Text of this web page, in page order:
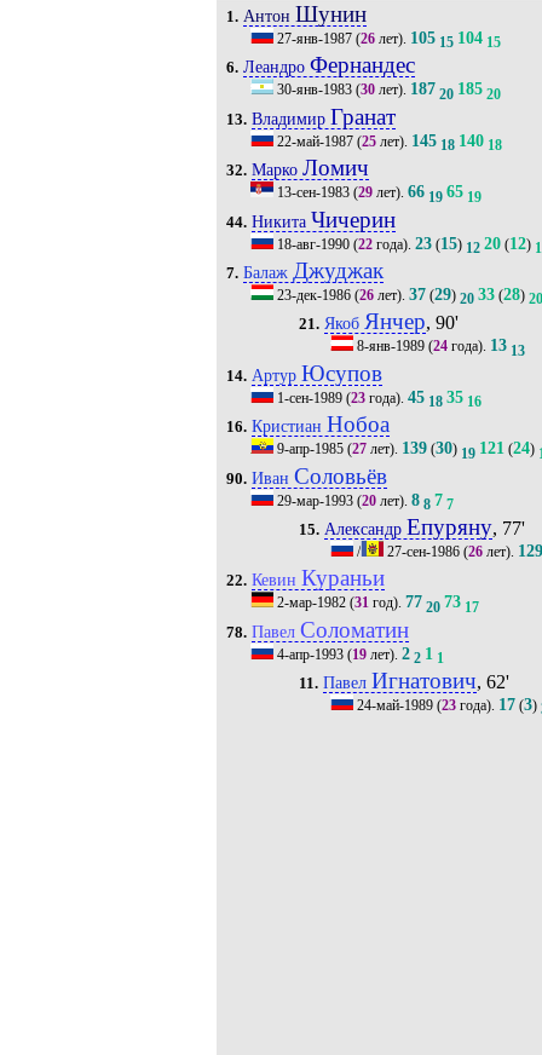
1. Антон Шунин
27-янв-1987(26лет). 105 15 104 15
6. Леандро Фернандес
30-янв-1983(30лет). 187 20 185 20
13. Владимир Гранат
22-май-1987(25лет). 145 18 140 18
32. Марко Ломич
13-сен-1983(29лет). 66 19 65 19
44. Никита Чичерин
18-авг-1990(22года). 23(15) 12 20(12)
7. Балаж Джуджак
23-дек-1986(26лет). 37(29) 20 33(28) 20
21. Якоб Янчер, 90'
8-янв-1989 (24 года). 13 13
14. Артур Юсупов
1-сен-1989(23года). 45 18 35 16
16. Кристиан Нобоа
9-апр-1985(27лет). 139(30) 19 121(24)
90. Иван Соловьёв
29-мар-1993(20лет). 8 8 7 7
15. Александр Епуряну, 77'
/ 27-сен-1986 (26 лет).
22. Кевин Кураньи
2-мар-1982(31год). 77 20 73 17
78. Павел Соломатин
4-апр-1993(19лет). 2 2 1 1
11. Павел Игнатович, 62'
24-май-1989 (23 года). 17 (3)